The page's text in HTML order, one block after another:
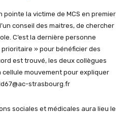
pointe la victime de MCS en premier
conseil des maitres, de chercher
C’est la dernière personne
prioritaire » pour bénéficier des
est trouvé, les deux collègues
mouvement pour expliquer
strasbourg.fr
sociales et médicales aura lieu le